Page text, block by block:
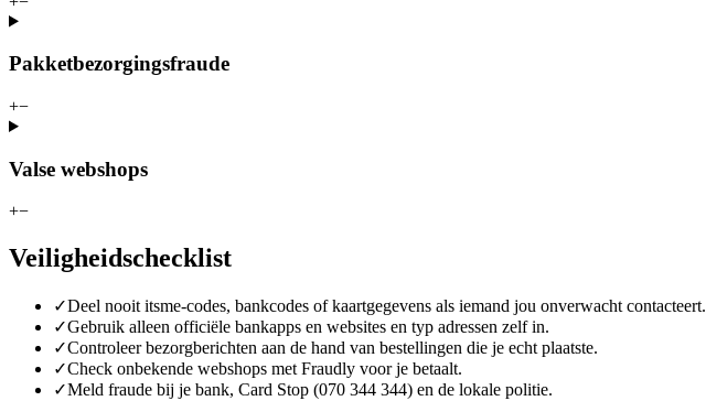
Pakketbezorgingsfraude
+−
Valse webshops
+−
Veiligheidschecklist
✓Deel nooit itsme-codes, bankcodes of kaartgegevens als iemand jou onverwacht contacteert.
✓Gebruik alleen officiële bankapps en websites en typ adressen zelf in.
✓Controleer bezorgberichten aan de hand van bestellingen die je echt plaatste.
✓Check onbekende webshops met Fraudly voor je betaalt.
✓Meld fraude bij je bank, Card Stop (070 344 344) en de lokale politie.